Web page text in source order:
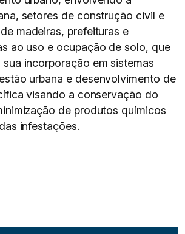
setores de construção civil e
madeiras, prefeituras e
ao uso e ocupação de solo, que
incorporação em sistemas
urbana e desenvolvimento de
visando a conservação do
de produtos químicos
infestações.